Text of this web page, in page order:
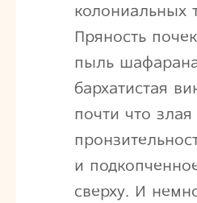
колониальных
Пряность
пыль
бархатистая
почти что злая
и
сверху. И